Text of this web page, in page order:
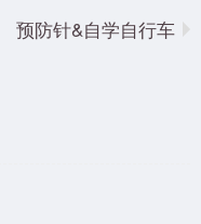
预防针&自学自行车